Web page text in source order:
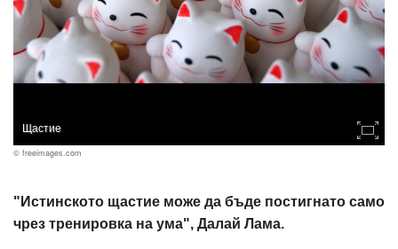
Щастие
© freeimages.com
"Истинското щастие може да бъде постигнато само
чрез тренировка на ума", Далай Лама.